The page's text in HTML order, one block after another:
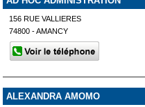
156 RUE VALLIERES
74800 - AMANCY
ALEXANDRA AMOMO